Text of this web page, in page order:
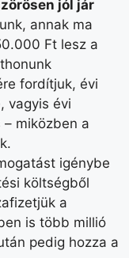
jól jár
annak ma
Ft lesz a
fordítjuk, évi
vagyis évi
miközben a
igénybe
költségből
a
is több millió
pedig hozza a